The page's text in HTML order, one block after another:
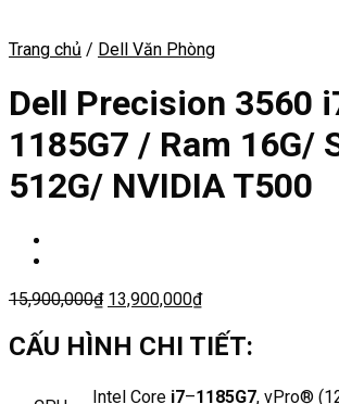
Trang chủ / Dell Văn Phòng
Dell Precision 3560
1185G7 / Ram 16G/
512G/ NVIDIA T500
15,900,000₫ 13,900,000₫
CẤU HÌNH CHI TIẾT:
Intel Core i7–1185G7, vPro®